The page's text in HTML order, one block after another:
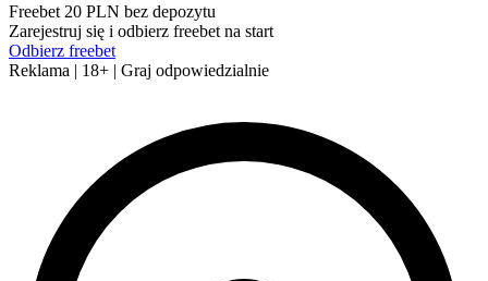
Freebet 20 PLN bez depozytu
Zarejestruj się i odbierz freebet na start
Odbierz freebet
Reklama | 18+ | Graj odpowiedzialnie